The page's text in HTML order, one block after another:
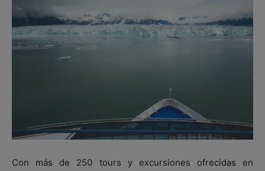
Con más de 250 tours y excursiones ofrecidas en